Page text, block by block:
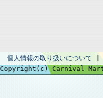
個人情報の取り扱いについて
Copyright(c) Carnival